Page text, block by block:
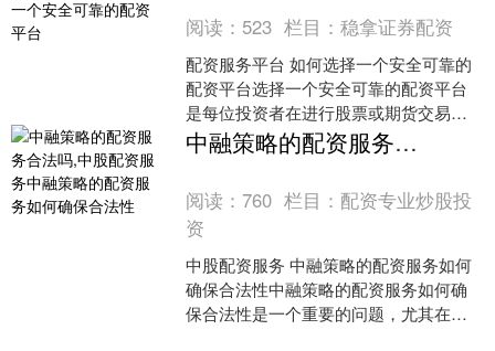
阅读： 523 栏目：稳拿证券配资
配资服务平台 如何选择一个安全可靠的
配资平台选择一个安全可靠的配资平台
是每位投资者在进行股票或期货交易时
必须认真考虑的问题。随着配资市场的
不断发展，平台数量激增，良
中融策略的配资服务合法吗,中股配资服务中融策略的配资服务如何确保合法性
阅读：760 栏目： 配资专业炒股投
资
中股配资服务 中融策略的配资服务如何
确保合法性中融策略的配资服务如何确
保合法性是一个重要的问题，尤其在当